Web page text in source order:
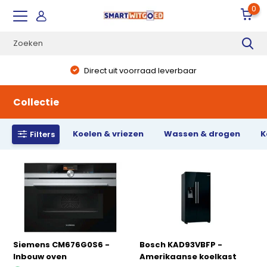
0
Direct uit voorraad leverbaar
Collectie
Filters Koelen & vriezen Wassen & drogen
Siemens CM676G0S6 -
Inbouw oven
Bosch KAD93VBFP -
Amerikaanse koelkast